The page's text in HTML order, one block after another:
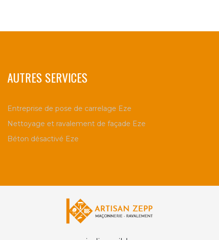
AUTRES SERVICES
Entreprise de pose de carrelage Eze
Nettoyage et ravalement de façade Eze
Béton désactivé Eze